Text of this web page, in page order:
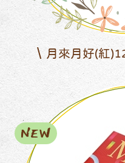
月來月好(紅
NEW